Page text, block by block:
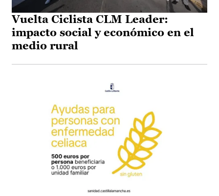
Vuelta Ciclista CLM Leader:
impacto social y económico en el
medio rural